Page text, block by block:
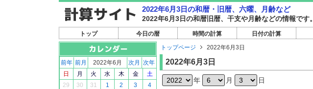
2022年6月3日の和暦・旧暦、六曜、月齢など
2022年6月3日の和暦旧暦、干支や月齢などの情報です。
トップ 今日の暦 時間の計算 日付の計算
前年 前月 2022年6月 次月
次年
日
月 火 水 木 金
土
29
30 31 1 2 3
4
トップページ 2022年6月3日
2022年6月3日
年 月 日